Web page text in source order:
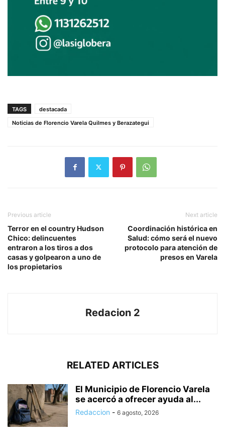
TAGS
destacada
Noticias de Florencio Varela Quilmes y Berazategui
Previous article
Terror en el country Hudson
Chico: delincuentes
entraron a los tiros a dos
casas y golpearon a uno de
los propietarios
Next article
Coordinación histórica en
Salud: cómo será el nuevo
protocolo para atención de
presos en Varela
Redacion 2
RELATED ARTICLES
El Municipio de Florencio Varela
se acercó a ofrecer ayuda al...
Redaccion - 6 agosto, 2026